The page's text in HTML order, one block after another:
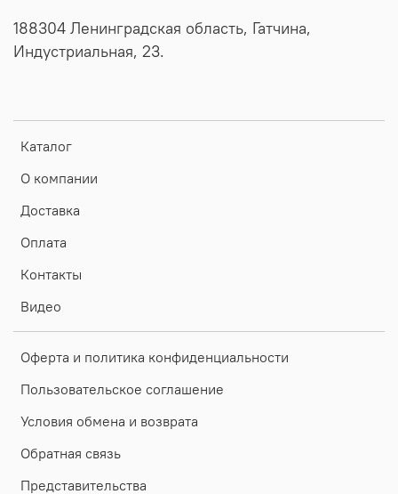
Каталог
О компании
Доставка
Оплата
Контакты
Видео
Оферта и политика конфиденциальности
Пользовательское соглашение
Условия обмена и возврата
Обратная связь
Представительства
188304 Ленинградская область, Гатчина,
Индустриальная, 23.